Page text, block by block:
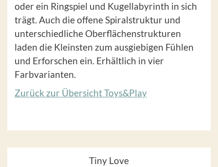
oder ein Ringspiel und Kugellabyrinth in sich
trägt. Auch die offene Spiralstruktur und
unterschiedliche Oberflächenstrukturen
laden die Kleinsten zum ausgiebigen Fühlen
und Erforschen ein. Erhältlich in vier
Farbvarianten.
Zurück zur Übersicht Toys&Play
Tiny Love